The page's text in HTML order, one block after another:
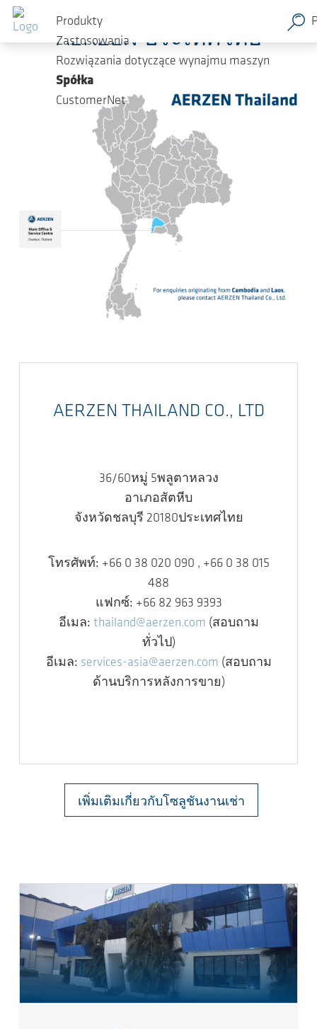
Przejdź do głównej zawartości
Produkty
Zastosowania
Rozwiązania dotyczące wynajmu maszyn
Spółka
CustomerNet
AERZEN ประเทศไทย
AERZEN THAILAND CO., LTD
36/60หมู่ 5พลูตาหลวง
อาเภอสัตหีบ
จังหวัดชลบุรี 20180ประเทศไทย
โทรศัพท์: +66 0 38 020 090 , +66 0 38 015
488
แฟกซ์: +66 82 963 9393
อีเมล: thailand@aerzen.com (สอบถาม
ทั่วไป)
อีเมล: services-asia@aerzen.com (สอบถาม
ด้านบริการหลังการขาย)
เพิ่มเติมเกี่ยวกับโซลูชันงานเช่า